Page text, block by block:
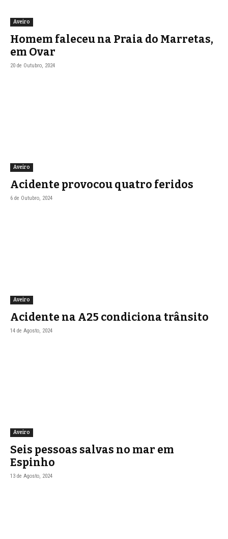
Aveiro
Homem faleceu na Praia do Marretas,
em Ovar
20 de Outubro, 2024
Aveiro
Acidente provocou quatro feridos
6 de Outubro, 2024
Aveiro
Acidente na A25 condiciona trânsito
14 de Agosto, 2024
Aveiro
Seis pessoas salvas no mar em
Espinho
13 de Agosto, 2024